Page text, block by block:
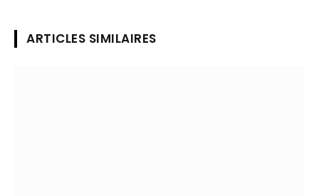
ARTICLES SIMILAIRES